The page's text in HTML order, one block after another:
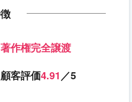
著作権完全譲渡
顧客評価4.91 ／5